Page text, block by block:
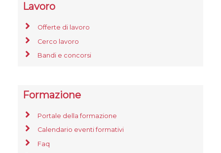
Lavoro
Offerte di lavoro
Cerco lavoro
Bandi e concorsi
Formazione
Portale della formazione
Calendario eventi formativi
Faq